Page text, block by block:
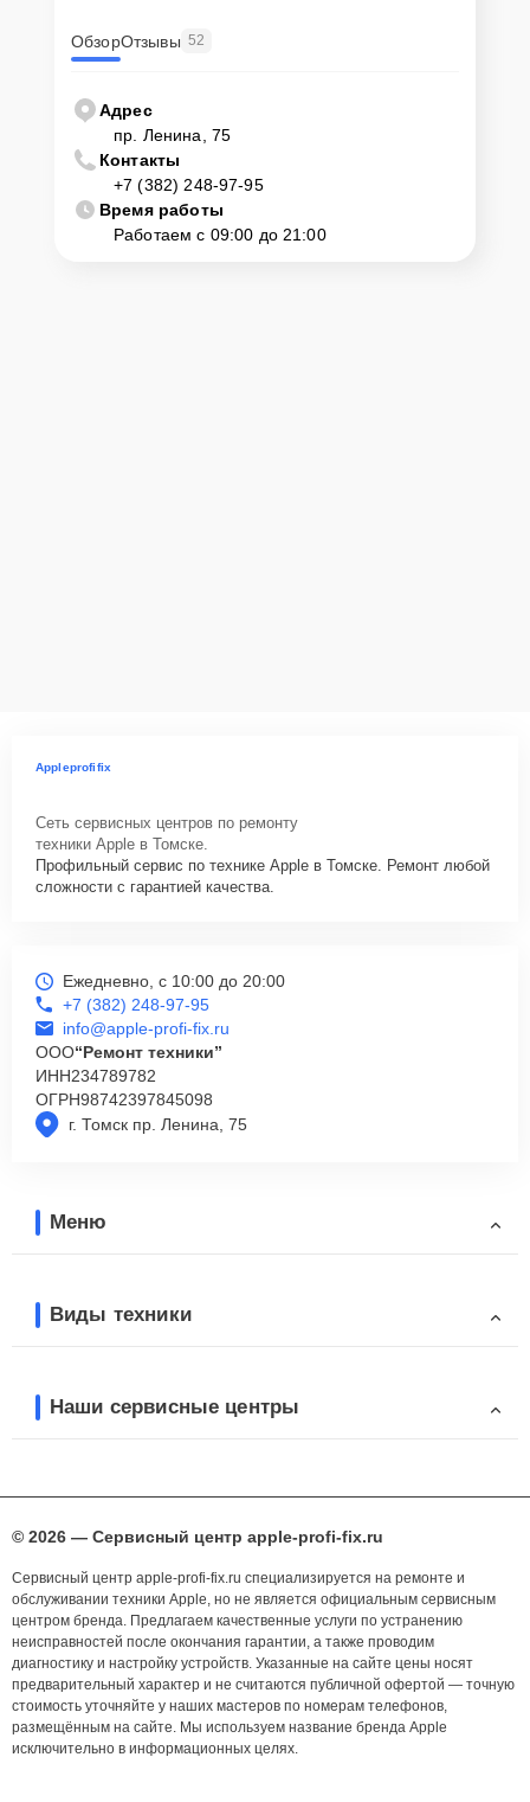
ОбзорОтзывы 52
Адрес
пр. Ленина, 75
Контакты
+7 (382) 248-97-95
Время работы
Работаем с 09:00 до 21:00
Appleprofifix
Сеть сервисных центров по ремонту
техники Apple в Томске.
Профильный сервис по технике Apple в Томске. Ремонт любой
сложности с гарантией качества.
г. Томск пр. Ленина, 75
Ежедневно, с 10:00 до 20:00
+7 (382) 248-97-95
info@apple-profi-fix.ru
ООО“Ремонт техники”
ИНН234789782
ОГРН98742397845098
Меню
Виды техники
Наши сервисные центры
© 2026 — Сервисный центр apple-profi-fix.ru
Сервисный центр apple-profi-fix.ru специализируется на ремонте и
обслуживании техники Apple, но не является официальным сервисным
центром бренда. Предлагаем качественные услуги по устранению
неисправностей после окончания гарантии, а также проводим
диагностику и настройку устройств. Указанные на сайте цены носят
предварительный характер и не считаются публичной офертой — точную
стоимость уточняйте у наших мастеров по номерам телефонов,
размещённым на сайте. Мы используем название бренда Apple
исключительно в информационных целях.